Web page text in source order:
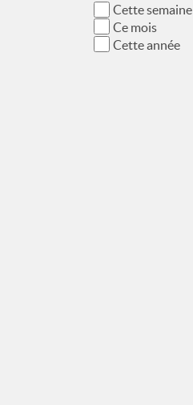
Cette semaine
Ce mois
Cette année